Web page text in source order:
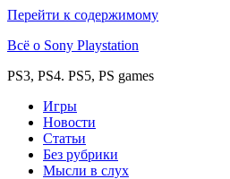
Перейти к содержимому
Всё о Sony Playstation
PS3, PS4. PS5, PS games
Игры
Новости
Статьи
Без рубрики
Мысли в слух